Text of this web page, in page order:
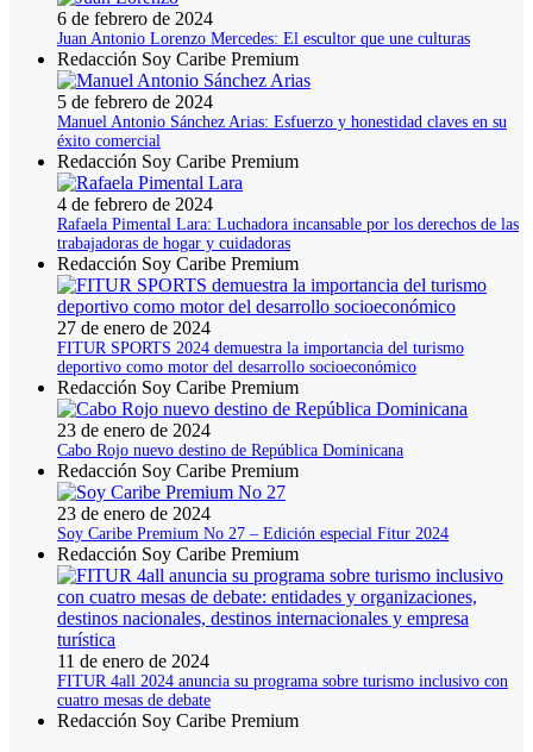
6 de febrero de 2024
Juan Antonio Lorenzo Mercedes: El escultor que une culturas
Redacción Soy Caribe Premium
5 de febrero de 2024
Manuel Antonio Sánchez Arias: Esfuerzo y honestidad claves en su
éxito comercial
Redacción Soy Caribe Premium
4 de febrero de 2024
Rafaela Pimental Lara: Luchadora incansable por los derechos de las
trabajadoras de hogar y cuidadoras
Redacción Soy Caribe Premium
27 de enero de 2024
FITUR SPORTS 2024 demuestra la importancia del turismo
deportivo como motor del desarrollo socioeconómico
Redacción Soy Caribe Premium
23 de enero de 2024
Cabo Rojo nuevo destino de República Dominicana
Redacción Soy Caribe Premium
23 de enero de 2024
Soy Caribe Premium No 27 – Edición especial Fitur 2024
Redacción Soy Caribe Premium
11 de enero de 2024
FITUR 4all 2024 anuncia su programa sobre turismo inclusivo con
cuatro mesas de debate
Redacción Soy Caribe Premium